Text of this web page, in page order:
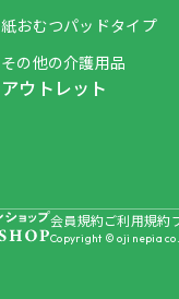
紙おむつパッドタイプ
その他の介護用品
アウトレット
会員規約ご利用規約
Copyright © oji nepia